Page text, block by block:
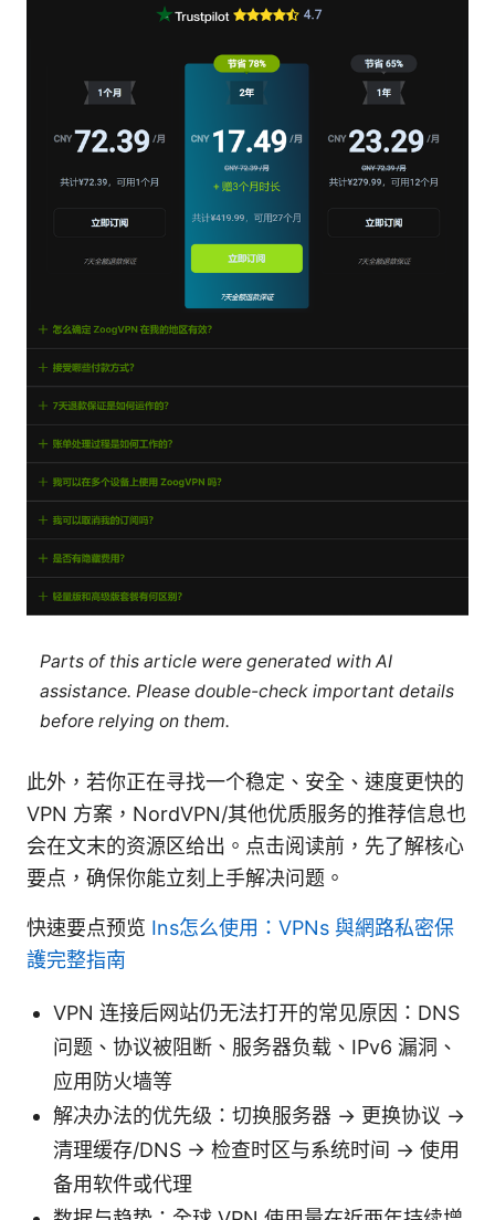
Parts of this article were generated with AI
assistance. Please double-check important details
before relying on them.
此外，若你正在寻找一个稳定、安全、速度更快的
VPN 方案，NordVPN/其他优质服务的推荐信息也
会在文末的资源区给出。点击阅读前，先了解核心
要点，确保你能立刻上手解决问题。
快速要点预览 Ins怎么使用：VPNs 與網路私密保
護完整指南
VPN 连接后网站仍无法打开的常见原因：DNS
问题、协议被阻断、服务器负载、IPv6 漏洞、
应用防火墙等
解决办法的优先级：切换服务器 → 更换协议 →
清理缓存/DNS → 检查时区与系统时间 → 使用
备用软件或代理